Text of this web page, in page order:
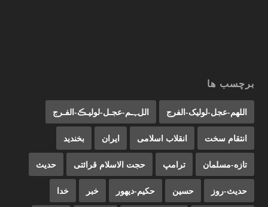
برچسب ها
اللهم-عجل-لولیک-الفرج اللﮩـم-عجـل-لولیـڪ-الفـرج
انتقام سخت انقلاب اسلامی ایران بخندید
تازه-مسلمان ترامپ حجت الاسلام قرائتی حدیث
حدیث-روز حسین حکیم-دیهور خبر خدا